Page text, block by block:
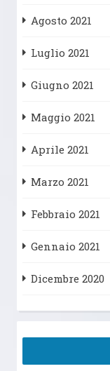
Agosto 2021
Luglio 2021
Giugno 2021
Maggio 2021
Aprile 2021
Marzo 2021
Febbraio 2021
Gennaio 2021
Dicembre 2020